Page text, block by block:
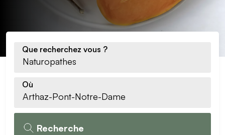
Que recherchez vous ?
Où
Recherche